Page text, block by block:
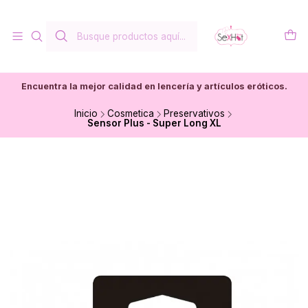
Encuentra la mejor calidad en lencería y artículos eróticos.
Inicio Cosmetica
Preservativos
Sensor Plus - Super Long XL